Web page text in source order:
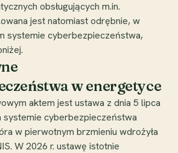
obsługujących m.in.
jest natomiast odrębnie, w
systemie cyberbezpieczeństwa,
w energetyce
aktem jest ustawa z dnia 5 lipca
systemie cyberbezpieczeństwa
w pierwotnym brzmieniu wdrożyła
W 2026 r. ustawę istotnie